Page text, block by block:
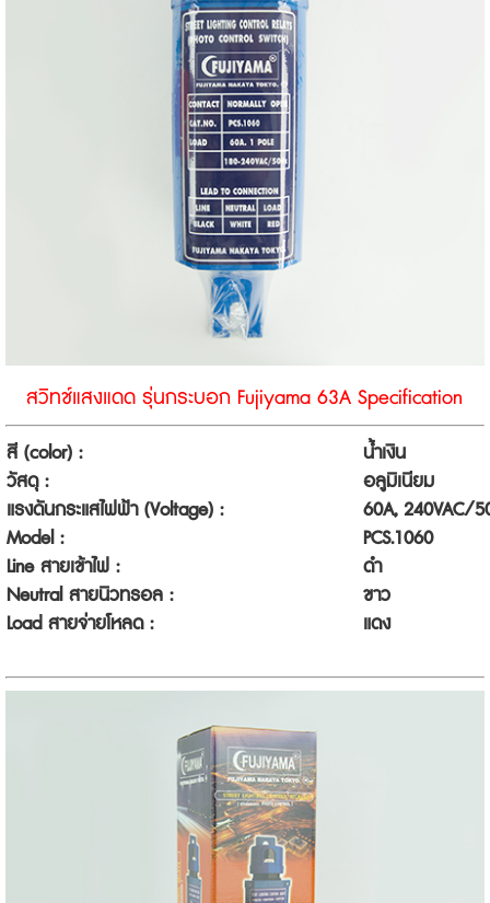
สวิทช์แสงแดด รุ่นกระบอก Fujiyama 63A Specification
สี (color) :
น้ำเงิน
วัสดุ :
อลูมิเนียม
แรงดันกระแสไฟฟ้า (Voltage) :
60A, 240VAC/
Model :
PCS.1060
Line สายเข้าไฟ :
ดำ
Neutral สายนิวทรอล :
ขาว
Load สายจ่ายโหลด :
แดง